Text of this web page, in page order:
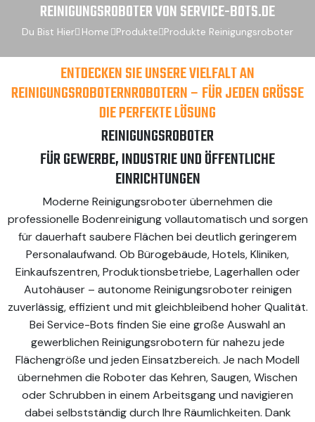
REINIGUNGSROBOTER VON SERVICE-BOTS.DE
Du Bist Hier Home Produkte Produkte Reinigungsroboter
ENTDECKEN SIE UNSERE VIELFALT AN
REINIGUNGSROBOTERNROBOTERN – FÜR JEDEN GRÖSSE D
IE PERFEKTE LÖSUNG
REINIGUNGSROBOTER
FÜR GEWERBE, INDUSTRIE UND ÖFFENTLICHE
EINRICHTUNGEN
Moderne Reinigungsroboter übernehmen die
professionelle Bodenreinigung vollautomatisch und sorgen
für dauerhaft saubere Flächen bei deutlich geringerem
Personalaufwand. Ob Bürogebäude, Hotels, Kliniken,
Einkaufszentren, Produktionsbetriebe, Lagerhallen oder
Autohäuser – autonome Reinigungsroboter reinigen
zuverlässig, effizient und mit gleichbleibend hoher Qualität.
Bei Service-Bots finden Sie eine große Auswahl an
gewerblichen Reinigungsrobotern für nahezu jede
Flächengröße und jeden Einsatzbereich. Je nach Modell
übernehmen die Roboter das Kehren, Saugen, Wischen
oder Schrubben in einem Arbeitsgang und navigieren
dabei selbstständig durch Ihre Räumlichkeiten. Dank